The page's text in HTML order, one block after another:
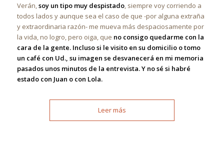
Verán,soy un tipo muy despistado, siempre voy corriendo a
todos lados y aunque sea el caso de que -por alguna extraña
y extraordinaria razón- me mueva más despaciosamente por
la vida, no logro, pero oiga, que no consigo quedarme con la
cara de la gente. Incluso si le visito en su domicilio o tomo
un café con Ud., su imagen se desvanecerá en mi memoria
pasados unos minutos de la entrevista. Y no sé si habré
estado con Juan o con Lola.
Leer más